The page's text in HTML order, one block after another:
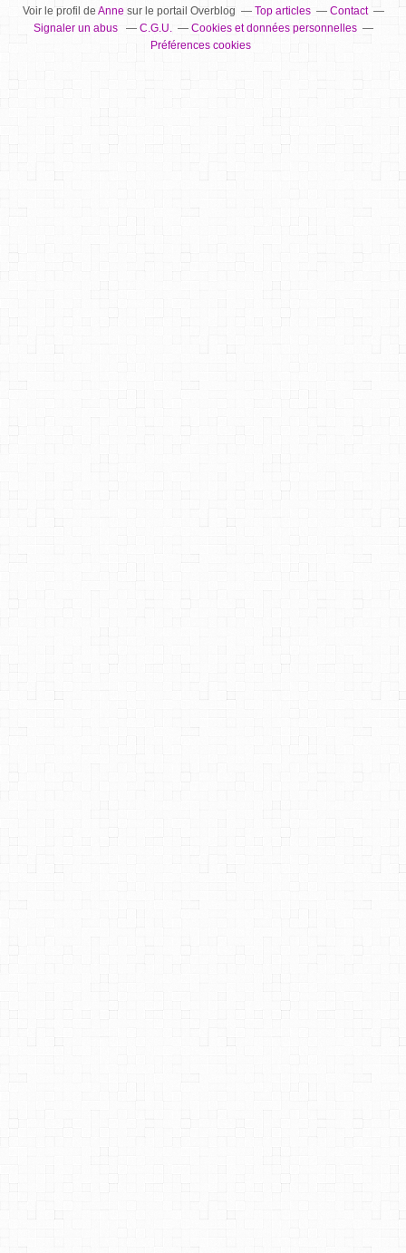
Voir le profil de Annesur le portail Overblog Top articles
Contact
Signaler un abus
C.G.U.
Cookies et données personnelles
Préférences cookies